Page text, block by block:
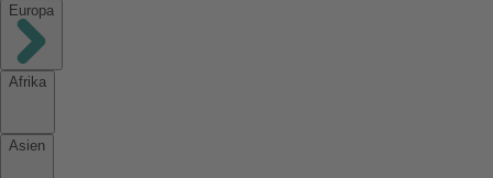
Europa
Afrika
Asien